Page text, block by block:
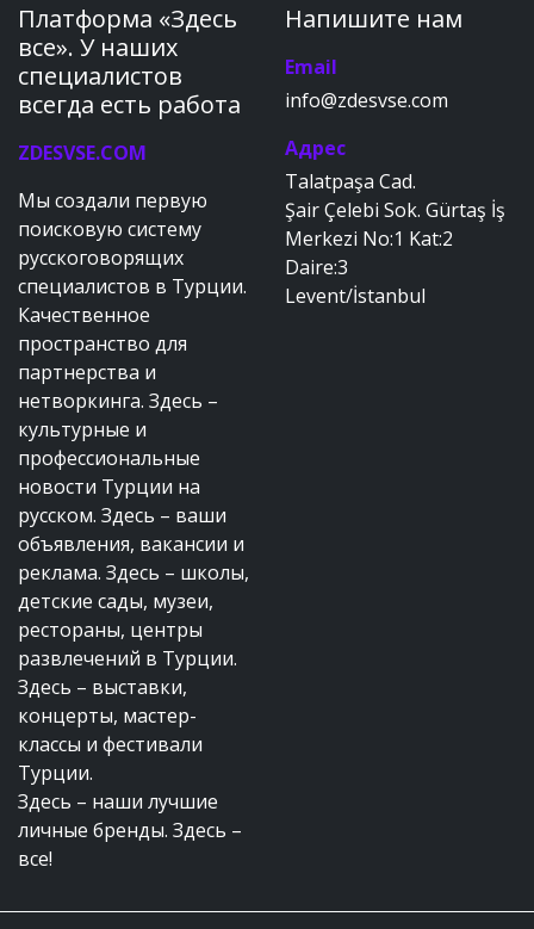
Платформа «Здесь
все». У наших
специалистов
всегда есть работа
ZDESVSE.COM
Мы создали первую
поисковую систему
русскоговорящих
специалистов в Турции.
Качественное
пространство для
партнерства и
нетворкинга. Здесь –
культурные и
профессиональные
новости Турции на
русском. Здесь – ваши
объявления, вакансии и
реклама. Здесь – школы,
детские сады, музеи,
рестораны, центры
развлечений в Турции.
Здесь – выставки,
концерты, мастер-
классы и фестивали
Турции.
Здесь – наши лучшие
личные бренды. Здесь –
все!
Напишите нам
Email
info@zdesvse.com
Адрес
Talatpaşa Cad.
Şair Çelebi Sok. Gürtaş İş
Merkezi No:1 Kat:2
Daire:3
Levent/İstanbul